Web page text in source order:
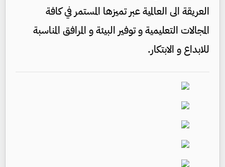
العريقة الى العالمية عبر تميزها المستمر في كافة
المجالات التعليمية و توفير البيئة و المرافق المناسبة
للابداع و الابتكار.